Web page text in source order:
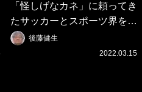
「怪しげなカネ」に頼ってき
たサッカーとスポーツ界を待
つ未来(3)「ロシアン・マネ
ー」に続く中東の「オイルマ
後藤健生
2022.03.15